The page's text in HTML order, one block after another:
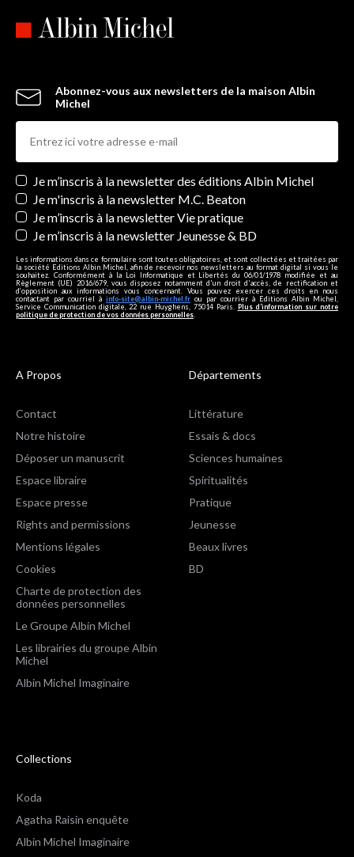
Abonnez-vous aux newsletters de la maison Albin
Michel
Newsletters
Je m’inscris à la newsletter des éditions Albin Michel
Je m'inscris à la newsletter M.C. Beaton
Je m’inscris à la newsletter Vie pratique
Je m’inscris à la newsletter Jeunesse & BD
Les informations dans ce formulaire sont toutes obligatoires, et sont collectées et traitées par
la société Editions Albin Michel, afin de recevoir nos newsletters au format digital si vous le
souhaitez. Conformément à la Loi Informatique et Libertés du 06/01/1978 modifiée et au
Règlement (UE) 2016/679, vous disposez notamment d'un droit d'accès, de rectification et
d’opposition aux informations vous concernant. Vous pouvez exercer ces droits en nous
contactant par courriel à info-site@albin-michel.fr ou par courrier à Editions Albin Michel,
Service Communication digitale, 22 rue Huyghens, 75014 Paris. Plus d’information sur notre
politique de protection de vos données personnelles
A Propos
Contact
Notre histoire
Déposer un manuscrit
Espace libraire
Espace presse
Rights and permissions
Mentions légales
Cookies
Charte de protection des
données personnelles
Le Groupe Albin Michel
Les librairies du groupe Albin
Michel
Albin Michel Imaginaire
Départements
Littérature
Essais & docs
Sciences humaines
Spiritualités
Pratique
Jeunesse
Beaux livres
BD
Collections
Koda
Agatha Raisin enquête
Albin Michel Imaginaire